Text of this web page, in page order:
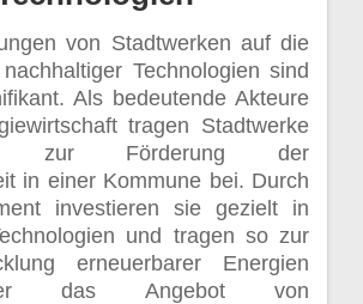
von Stadtwerken auf die
Technologien sind
Als bedeutende Akteure
tragen Stadtwerke
zur Förderung der
in einer Kommune bei. Durch
investieren sie gezielt in
und tragen so zur
erneuerbarer Energien
das Angebot von